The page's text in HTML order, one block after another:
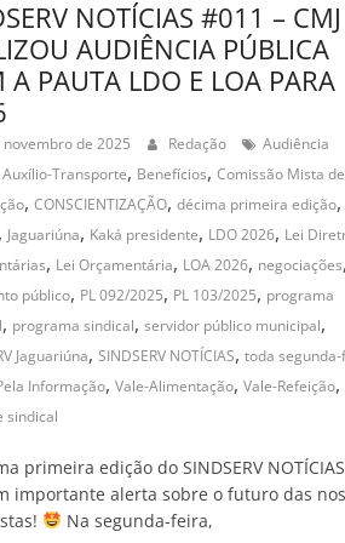
NOTÍCIAS #011 – CMJ
AUDIÊNCIA PÚBLICA
A PAUTA LDO E LOA PARA
novembro de 2025 Redação
Audiência
Auxílio-Transporte, Benefícios, Comissão Mista de
, CONSCIENTIZAÇÃO, décima primeira edição,
, Jaguariúna, Kaká presidente, LDO 2026, Lei
, Lei Orçamentária, LOA 2026, negociações,
público, PL 092/2025, PL 103/2025, programa
, programa sindical, servidor público municipal,
Jaguariúna, SINDSERV NOTÍCIAS, toda
Informação, Vale-Alimentação, Vale-Refeição,
sindical
primeira edição do SINDSERV NOTÍCIAS
importante alerta sobre o futuro das
Na segunda-feira,